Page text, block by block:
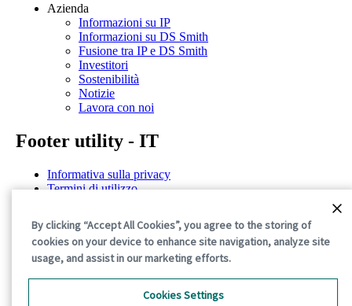
Azienda
Informazioni su IP
Informazioni su DS Smith
Fusione tra IP e DS Smith
Investitori
Sostenibilità
Notizie
Lavora con noi
Footer utility - IT
Informativa sulla privacy
Termini di utilizzo
Termini e condizioni generali
©2026 International Paper. All Rights Reserved.
By clicking “Accept All Cookies”, you agree to the storing of
cookies on your device to enhance site navigation, analyze site
usage, and assist in our marketing efforts.
Cookies Settings